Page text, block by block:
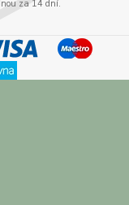
za 14 dní.